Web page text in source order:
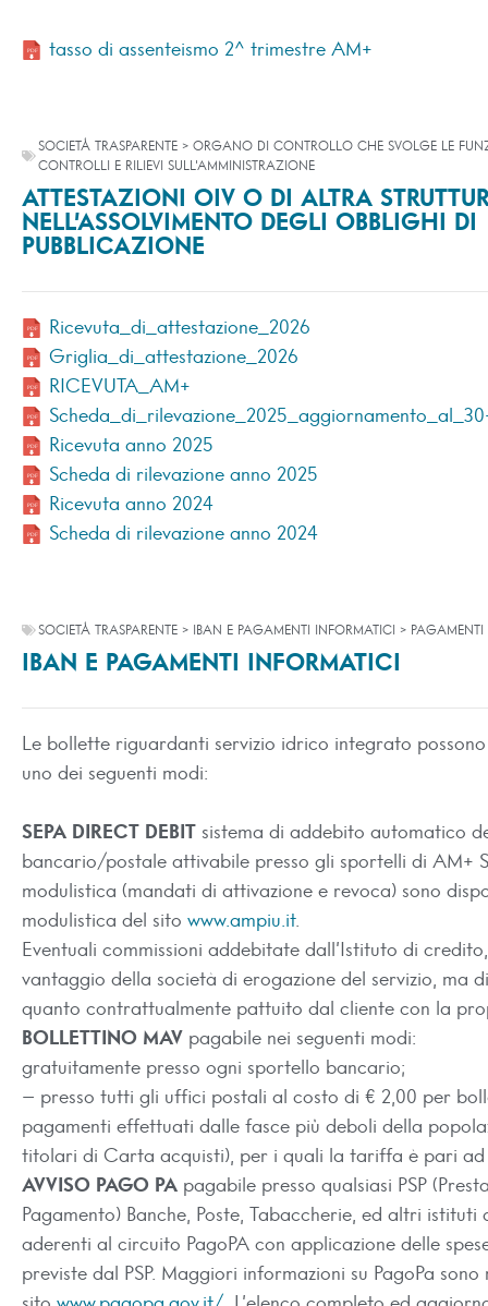
tasso di assenteismo 2^ trimestre AM+
SOCIETÀ TRASPARENTE > ORGANO DI CONTROLLO CHE SVOLGE LE
CONTROLLI E RILIEVI SULL'AMMINISTRAZIONE
ATTESTAZIONI OIV O DI ALTRA
NELL’ASSOLVIMENTO DEGLI OBBLIGHI DI
PUBBLICAZIONE
Ricevuta_di_attestazione_2026
Griglia_di_attestazione_2026
RICEVUTA_AM+
Ricevuta anno 2025
Scheda di rilevazione anno 2025
Ricevuta anno 2024
Scheda di rilevazione anno 2024
SOCIETÀ TRASPARENTE > IBAN E PAGAMENTI INFORMATICI > PAGAMENTI
IBAN E PAGAMENTI INFORMATICI
Le bollette riguardanti servizio idrico integrato
uno dei seguenti modi:
SEPA DIRECT DEBIT
sistema di addebito automatico
bancario/postale attivabile presso gli sportelli di AM+
modulistica (mandati di attivazione e revoca) sono
modulistica del sito www.ampiu.it.
Eventuali commissioni addebitate dall’Istituto di
vantaggio della società di erogazione del servizio, ma
quanto contrattualmente pattuito dal cliente con la
BOLLETTINO MAV pagabile nei seguenti modi:
gratuitamente presso ogni sportello bancario;
– presso tutti gli uffici postali al costo di € 2,00 per
pagamenti effettuati dalle fasce più deboli della
titolari di Carta acquisti), per i quali la tariffa è pari ad
AVVISO PAGO PA pagabile presso qualsiasi PSP
Pagamento) Banche, Poste, Tabaccherie, ed altri istituti
aderenti al circuito PagoPA con applicazione delle
previste dal PSP. Maggiori informazioni su PagoPa